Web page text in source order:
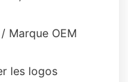
Marque OEM
les logos